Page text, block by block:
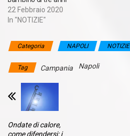
22 Febbraio 2020
In "NOTIZIE"
Categoria NAPOLI NOTIZIE
Tag Campania Napoli
Ondate di calore,
come difendersi: i